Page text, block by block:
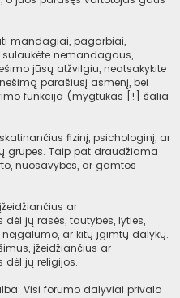
mandagiai, pagarbiai,
nemandagaus,
jūsų atžvilgiu, neatsakykite
parašiusį asmenį, bei
funkcija (mygtukas [!] šalia
fizinį, psichologinį, ar
grupes. Taip pat draudžiama
nuosavybės, ar gamtos
ar
jų rasės, tautybės, lyties,
ar kitų įgimtų dalykų.
įžeidžiančius ar
dėl jų religijos.
Visi forumo dalyviai privalo